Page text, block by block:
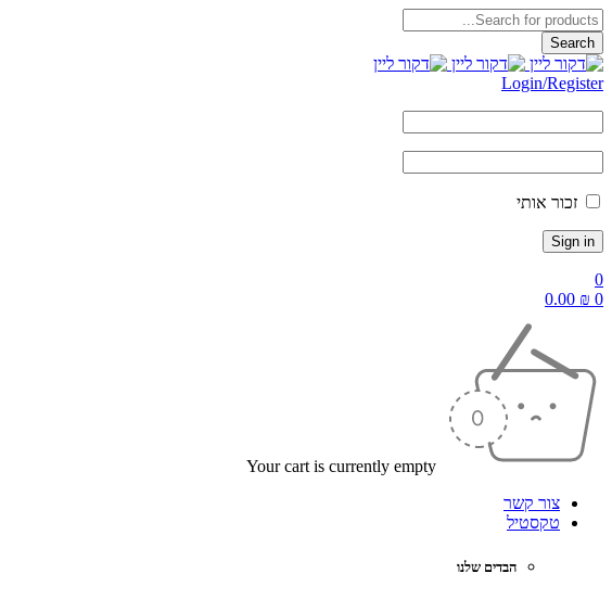
Login/Register
זכור אותי
0
0
0.00 ₪
Your cart is currently empty
צור קשר
טקסטיל
הבדים שלנו